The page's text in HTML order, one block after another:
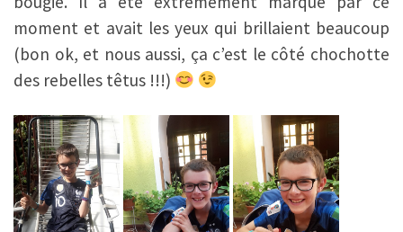
moment et avait les yeux qui brillaient beaucoup
(bon ok, et nous aussi, ça c’est le côté chochotte
des rebelles têtus !!!)